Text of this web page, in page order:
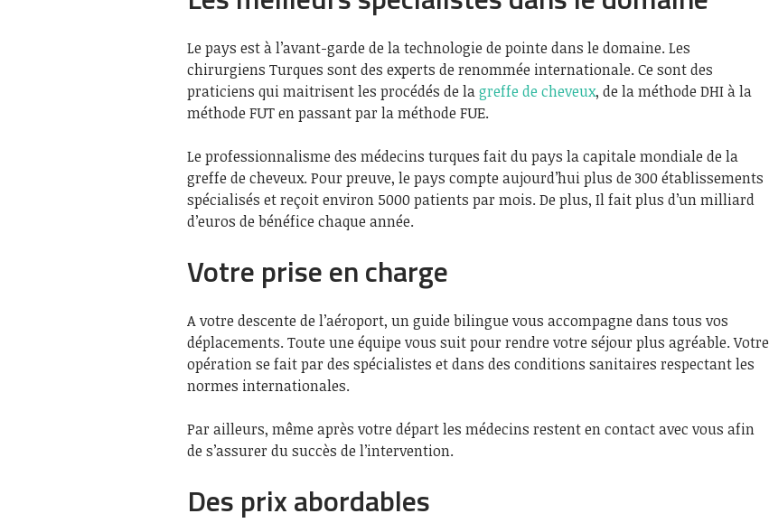
Le pays est à l’avant-garde de la technologie de pointe dans le domaine. Les
chirurgiens Turques sont des experts de renommée internationale. Ce sont des
praticiens qui maitrisent les procédés de lagreffe de cheveux, de la méthode DHI à la
méthode FUT en passant par la méthode FUE.
Le professionnalisme des médecins turques fait du pays la capitale mondiale de la
greffe de cheveux. Pour preuve, le pays compte aujourd’hui plus de 300 établissements
spécialisés et reçoit environ 5000 patients par mois. De plus, Il fait plus d’un milliard
d’euros de bénéfice chaque année.
Votre prise en charge
A votre descente de l’aéroport, un guide bilingue vous accompagne dans tous vos
déplacements. Toute une équipe vous suit pour rendre votre séjour plus agréable. Votre
opération se fait par des spécialistes et dans des conditions sanitaires respectant les
normes internationales.
Par ailleurs, même après votre départ les médecins restent en contact avec vous afin
de s’assurer du succès de l’intervention.
Des prix abordables